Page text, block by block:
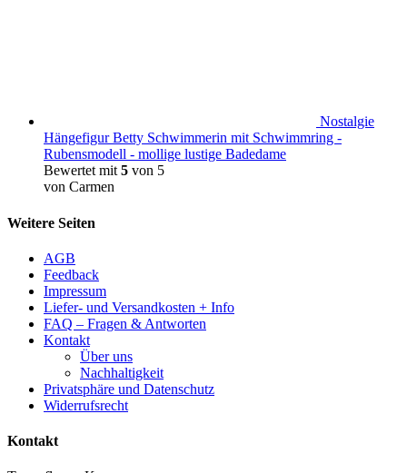
Nostalgie
Hängefigur Betty Schwimmerin mit Schwimmring -
Rubensmodell - mollige lustige Badedame
Bewertet mit 5 von 5
von Carmen
Weitere Seiten
AGB
Feedback
Impressum
Liefer- und Versandkosten + Info
FAQ – Fragen & Antworten
Kontakt
Über uns
Nachhaltigkeit
Privatsphäre und Datenschutz
Widerrufsrecht
Kontakt